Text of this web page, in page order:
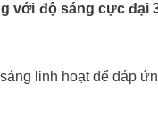
với độ sáng cực đại
linh hoạt để đáp